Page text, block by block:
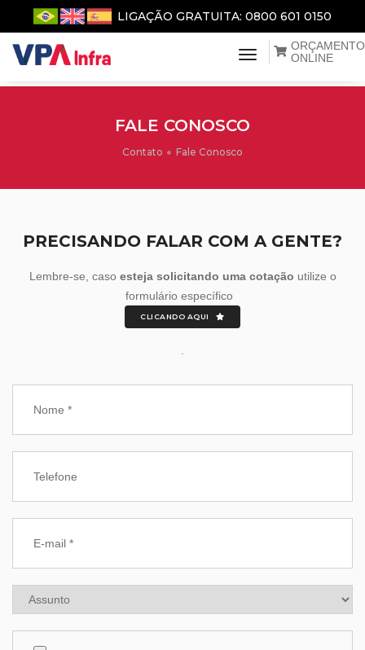
LIGAÇÃO GRATUITA: 0800 601 0150
menu de
ORÇAMENTO
ONLINE
FALE CONOSCO
Contato Fale Conosco
PRECISANDO FALAR COM A GENTE?
Lembre-se, caso esteja solicitando uma cotação utilize o
formulário específico
CLICANDO AQUI